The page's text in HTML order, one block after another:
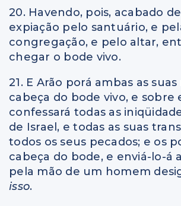
20. Havendo, pois, acabado
expiação pelo santuário, e
congregação, e pelo altar,
chegar o bode vivo.
21. E Arão porá ambas as
cabeça do bode vivo, e sobre
confessará todas as
de Israel, e todas as suas
todos os seus pecados; e os
cabeça do bode, e enviá-lo-á
pela mão de um homem
isso.